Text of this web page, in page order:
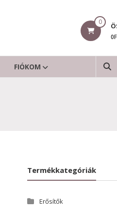
0
FIÓKOM
Termékkategóriák
Erősítők